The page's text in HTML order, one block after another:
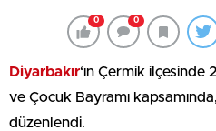
0 0
Diyarbakır‘ın Çermik
ve Çocuk Bayramı
düzenlendi.